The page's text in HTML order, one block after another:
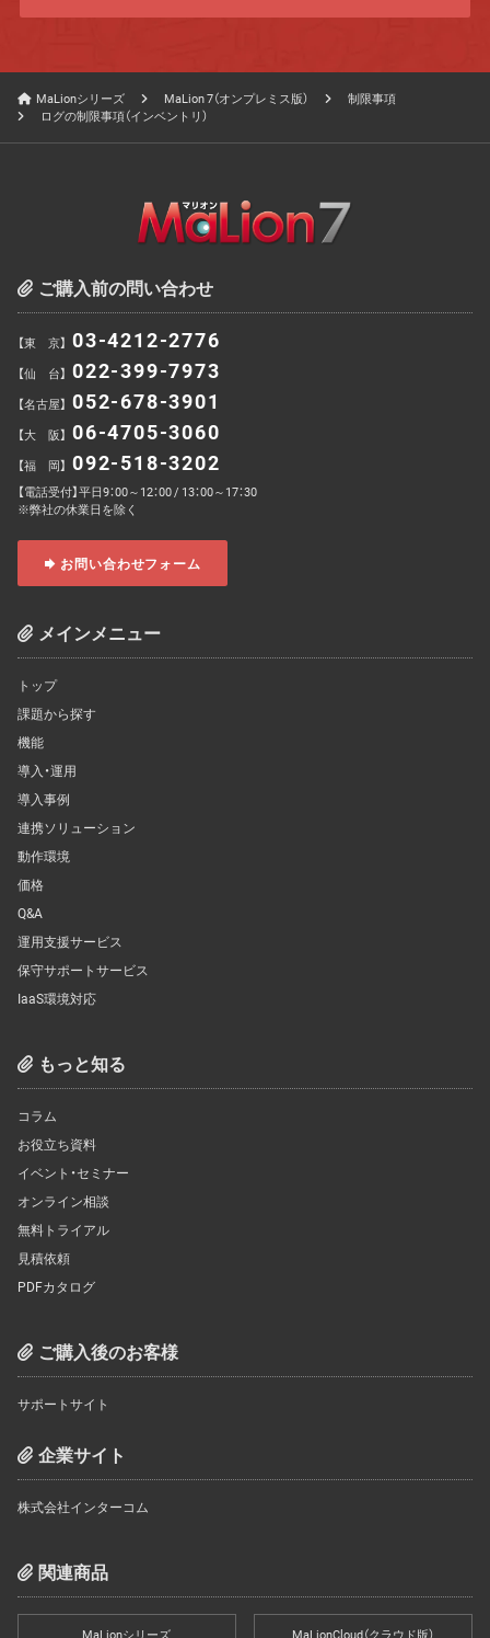
MaLionシリーズ MaLion 7（オンプレミス版）
制限事項
ログの制限事項（インベントリ）
ご購入前の問い合わせ
【東 京】 03-4212-2776
【仙 台】 022-399-7973
【名古屋】 052-678-3901
【大 阪】 06-4705-3060
【福 岡】 092-518-3202
【電話受付】平日9：00～12：00 / 13：00～17：30
※弊社の休業日を除く
お問い合わせフォーム
メインメニュー
トップ
課題から探す
機能
導入・運用
導入事例
連携ソリューション
動作環境
価格
Q&A
運用支援サービス
保守サポートサービス
IaaS環境対応
もっと知る
コラム
お役立ち資料
イベント・セミナー
オンライン相談
無料トライアル
見積依頼
PDFカタログ
ご購入後のお客様
サポートサイト
企業サイト
株式会社インターコム
関連商品